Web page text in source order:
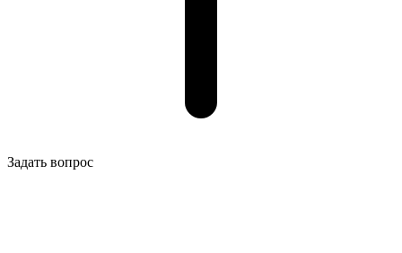
Задать вопрос